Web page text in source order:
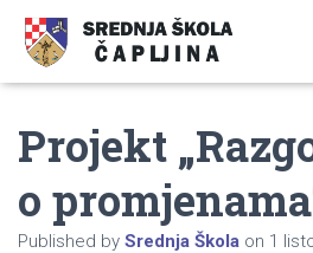
Projekt
o
Published by Srednja Škola on 1